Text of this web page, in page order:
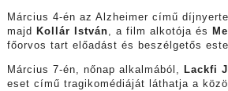
Március 4-én az Alzheimer című
majd
Kollár István, a film alkotója és
főorvos tart előadást és beszélgetős
Március 7-én, nőnap alkalmából, Lackfi
eset című tragikomédiáját láthatja a